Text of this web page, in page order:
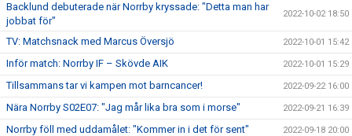
Backlund debuterade när Norrby kryssade: "Detta man har
jobbat för"
2022-10-02 18:50
TV: Matchsnack med Marcus Översjö 2022-10-01 15:42
Inför match: Norrby IF – Skövde AIK 2022-10-01 15:29
Tillsammans tar vi kampen mot barncancer! 2022-09-22 16:00
Nära Norrby S02E07: "Jag mår lika bra som i morse" 2022-09-21 16:39
Norrby föll med uddamålet: "Kommer in i det för sent" 2022-09-18 20:00